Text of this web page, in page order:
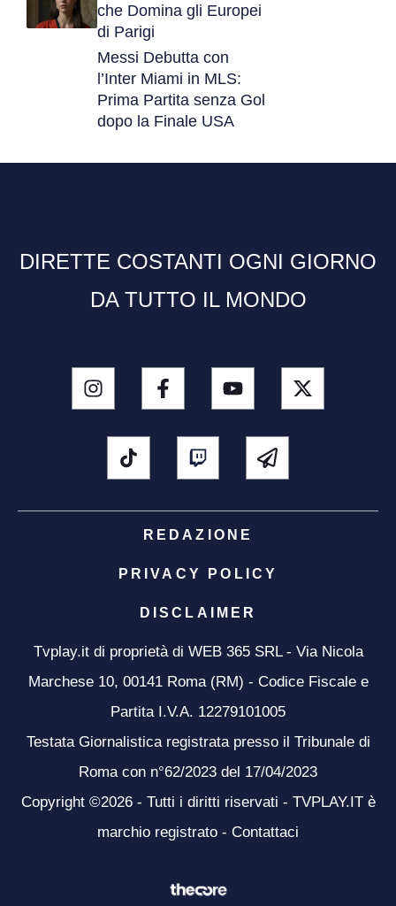
che Domina gli Europei
di Parigi
Messi Debutta con
l’Inter Miami in MLS:
Prima Partita senza Gol
dopo la Finale USA
DIRETTE COSTANTI OGNI GIORNO
DA TUTTO IL MONDO
REDAZIONE
PRIVACY POLICY
DISCLAIMER
Tvplay.it di proprietà di WEB 365 SRL - Via Nicola
Marchese 10, 00141 Roma (RM) - Codice Fiscale e
Partita I.V.A. 12279101005
Testata Giornalistica registrata presso il Tribunale di
Roma con n°62/2023 del 17/04/2023
Copyright ©2026 - Tutti i diritti riservati - TVPLAY.IT è
marchio registrato - Contattaci